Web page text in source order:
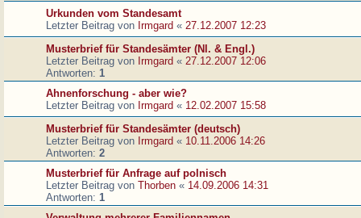
Urkunden vom Standesamt
Letzter Beitrag von Irmgard « 27.12.2007 12:23
Musterbrief für Standesämter (Nl. & Engl.)
Letzter Beitrag von Irmgard « 27.12.2007 12:06
Antworten: 1
Ahnenforschung - aber wie?
Letzter Beitrag von Irmgard « 12.02.2007 15:58
Musterbrief für Standesämter (deutsch)
Letzter Beitrag von Irmgard « 10.11.2006 14:26
Antworten: 2
Musterbrief für Anfrage auf polnisch
Letzter Beitrag von Thorben « 14.09.2006 14:31
Antworten: 1